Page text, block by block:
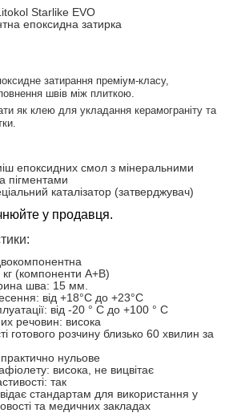
Starlike EVO
епоксидна затирка
затирання преміум-класу,
швів між плиткою.
як клею для укладання керамограніту та
епоксидних смол з мінеральними
пігментами
каталізатор (затверджувач)
у продавця.
(компоненти A+B)
шва: 15 мм.
від +18°C до +23°C
від -20 ° C до +100 ° C
речовин: висока
готового розчину близько 60 хвилин за
нульове
висока, не вицвітає
так
стандартам для використання у
та медичних закладах